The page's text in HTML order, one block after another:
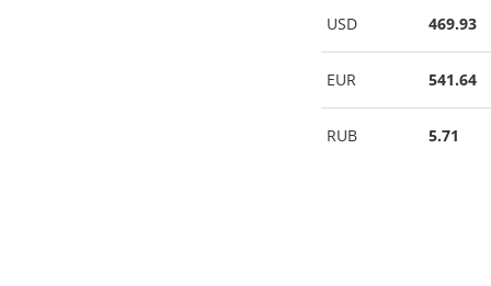
USD 469.93
EUR 541.64
RUB 5.71